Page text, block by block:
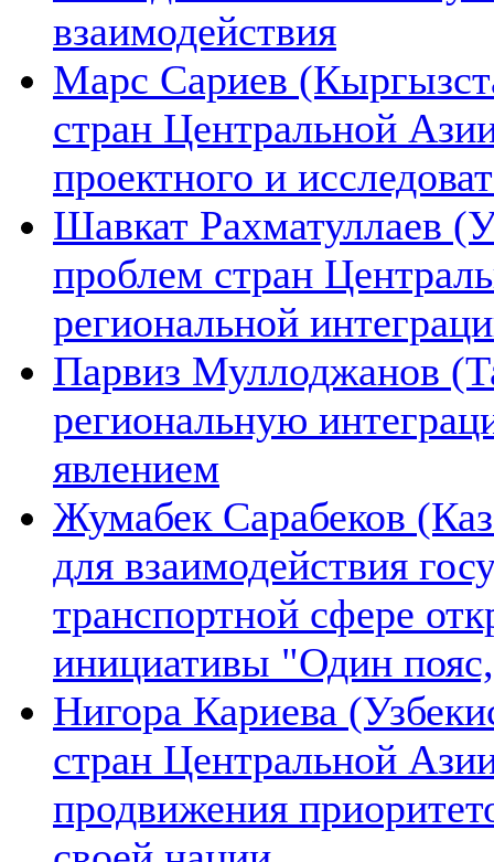
взаимодействия
Марс Сариев
стран Центральной
проектного и
Шавкат Рахматуллаев
проблем стран
региональной
Парвиз Муллоджанов
региональную
явлением
Жумабек Сарабеков
для взаимодействия
транспортной сфере
инициативы "Один
Нигора Кариева
стран Центральной
продвижения